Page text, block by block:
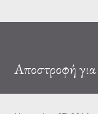
Αποστροφή